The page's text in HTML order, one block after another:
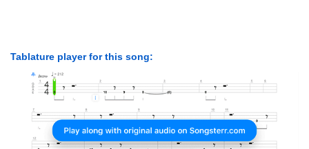
Tablature player for this song: